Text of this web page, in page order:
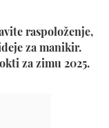
raspoloženje,
za manikir.
za zimu 2025.